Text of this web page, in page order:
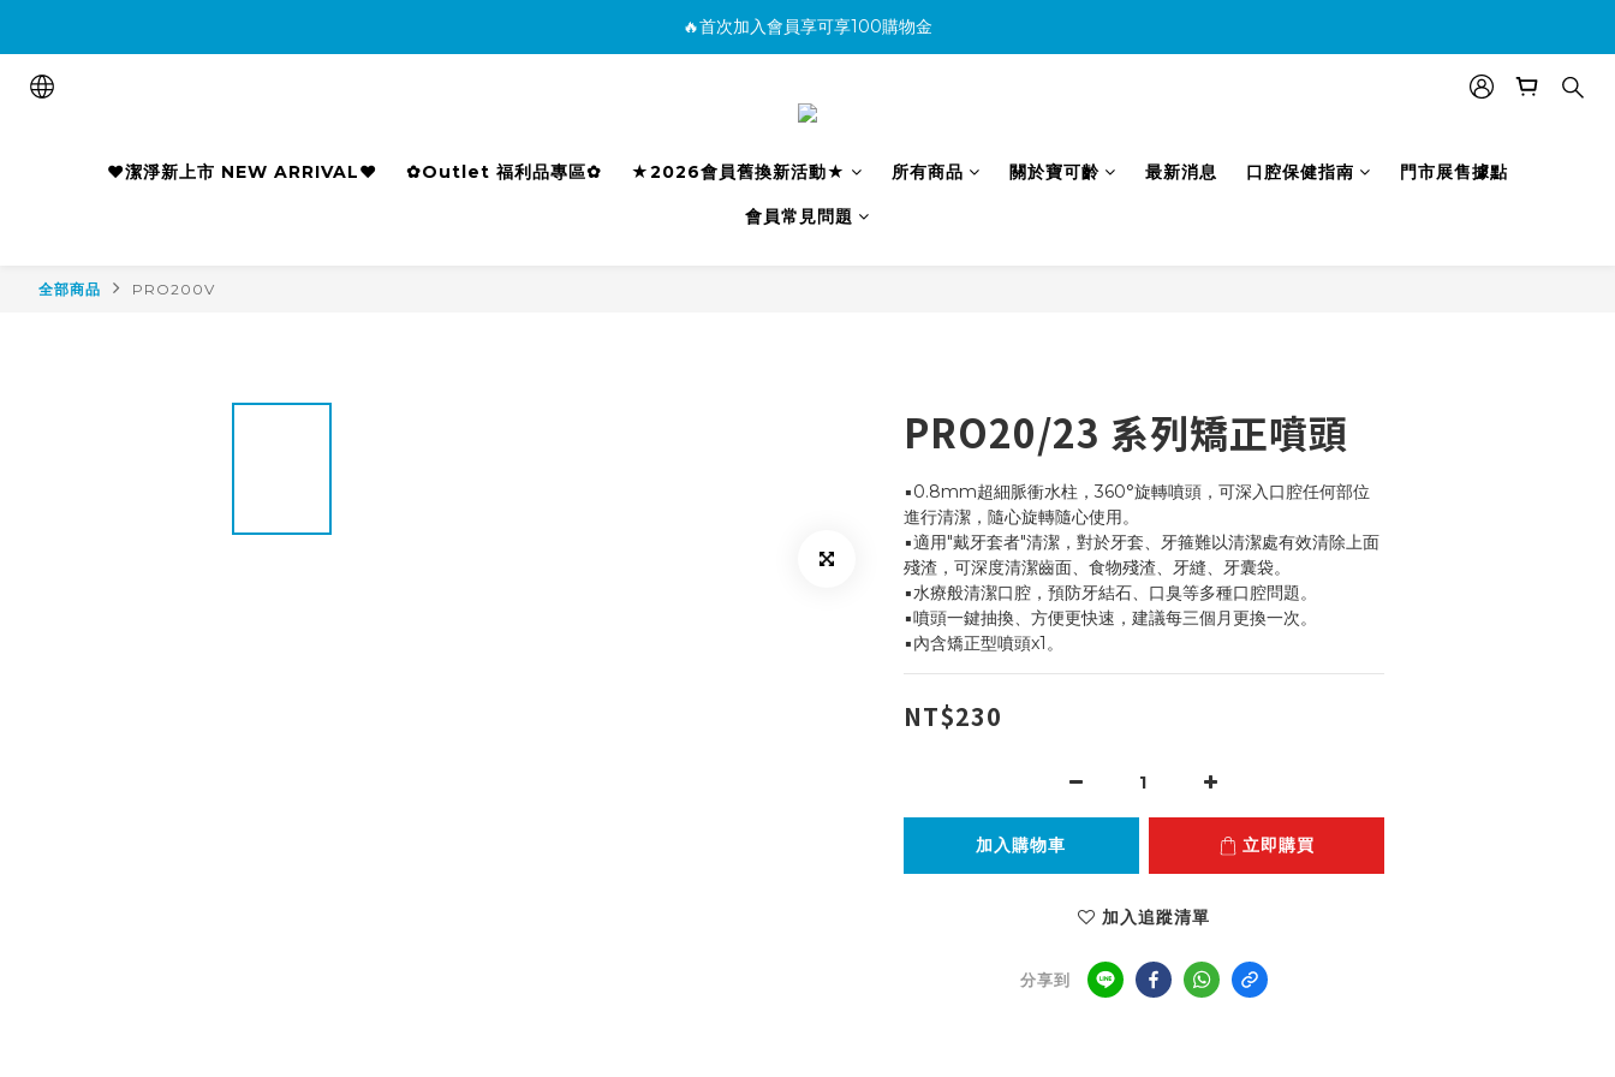
消費滿500免運
🔥首次加入會員享可享100購物金
❤潔淨新上市 NEW ARRIVAL❤
✿Outlet 福利品專區✿ ★2026會員舊換新活動★ 所有商品 關於寶可齡 最新消息 口腔保健指南 門市展售據點
會員常見問題
全部商品 PRO200V
PRO20/23 系列矯正噴頭
▪️0.8mm超細脈衝水柱，360°旋轉噴頭，可深入口腔任何部位
進行清潔，隨心旋轉隨心使用。
▪️適用"戴牙套者"清潔，對於牙套、牙箍難以清潔處有效清除上面
殘渣，可深度清潔齒面、食物殘渣、牙縫、牙囊袋。
▪️水療般清潔口腔，預防牙結石、口臭等多種口腔問題。
▪️噴頭一鍵抽換、方便更快速，建議每三個月更換一次。
▪️內含矯正型噴頭x1。
NT$230
加入購物車 立即購買
加入追蹤清單
分享到